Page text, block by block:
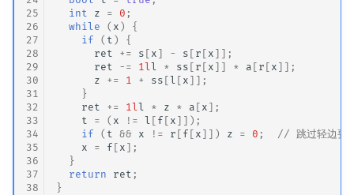
25
26
27
28
29
30
31
32
33
34
35
36
37
38
int
z = 0 ;
while
( x )
{
if
( t )
{
ret
+= s [ x ] - s [ r [ x ]];
ret
-= 1ll * ss [ r [ x ]] * a [ r [ x ]];
z
+= 1 + ss [l [ x ]];
}
ret
+= 1ll * z * a [ x ];
t
= ( x != l [ f [ x ]]);
if
( t && x != r [ f [ x ]]) z = 0 ;
// 跳过轻边要
x
= f [ x ];
}
return
ret ;
}